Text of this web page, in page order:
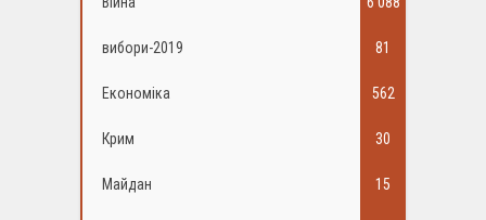
вибори-2019 81
Економіка 562
Крим 30
Майдан 15